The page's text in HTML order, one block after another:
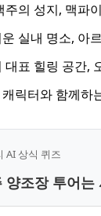
주의 성지, 맥파
실내 명소, 아
대표 힐링 공간,
릭터와 함께하
AI 상식 퀴즈
양조장 투어